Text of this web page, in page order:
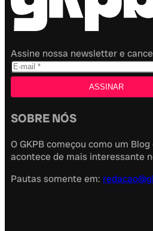
Assine nossa newsletter e
SOBRE NÓS
O GKPB começou como um
acontece de mais interessante
Pautas somente em: